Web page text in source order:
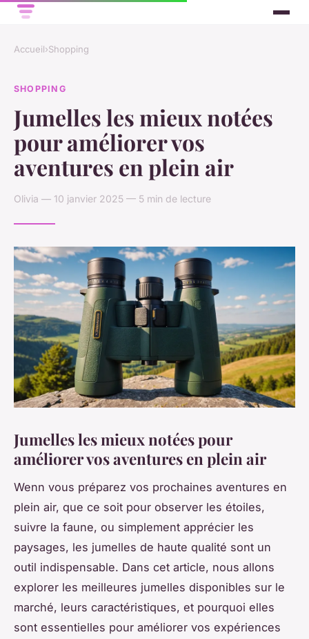
Accueil›Shopping
SHOPPING
Jumelles les mieux notées
pour améliorer vos
aventures en plein air
Olivia — 10 janvier 2025 — 5 min de lecture
Jumelles les mieux notées pour
améliorer vos aventures en plein air
Wenn vous préparez vos prochaines aventures en
plein air, que ce soit pour observer les étoiles,
suivre la faune, ou simplement apprécier les
paysages, les jumelles de haute qualité sont un
outil indispensable. Dans cet article, nous allons
explorer les meilleures jumelles disponibles sur le
marché, leurs caractéristiques, et pourquoi elles
sont essentielles pour améliorer vos expériences